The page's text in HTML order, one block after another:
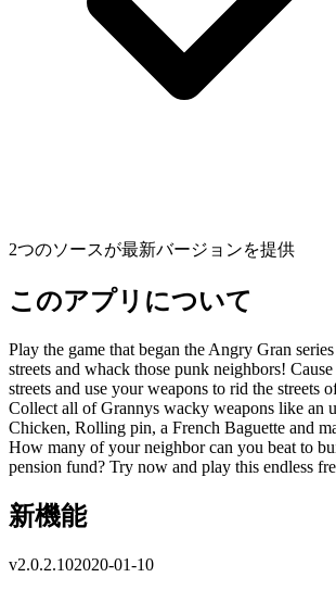
2つのソースが最新バージョンを提供
このアプリについて
Play the game that began the Angry Gran
streets and whack those punk neighbors!
streets and use your weapons to rid the streets
Collect all of Grannys wacky weapons like an
Chicken, Rolling pin, a French Baguette and
How many of your neighbor can you beat to
pension fund? Try now and play this endless
新機能
v2.0.2.102020-01-10